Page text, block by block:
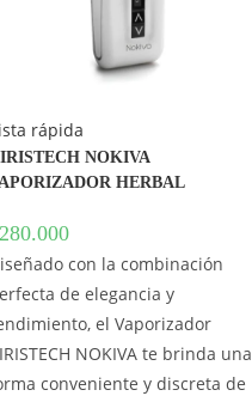
rápida
NOKIVA
HERBAL
280.000
con la combinación
de elegancia y
el Vaporizador
NOKIVA te brinda una
conveniente y discreta de